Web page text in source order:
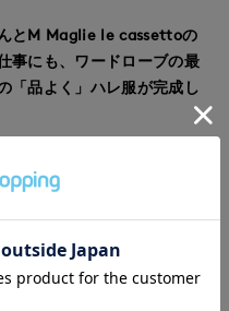
とM Maglie le cassettoの
事にも、ワードローブの最
「品よく」ハレ服が完成し
綺麗めだけど、かしこまり
カート部分には、歩くたび
トリーにデザインされたや
象が残るちょうどいい存在
ることで存在感のあるワン